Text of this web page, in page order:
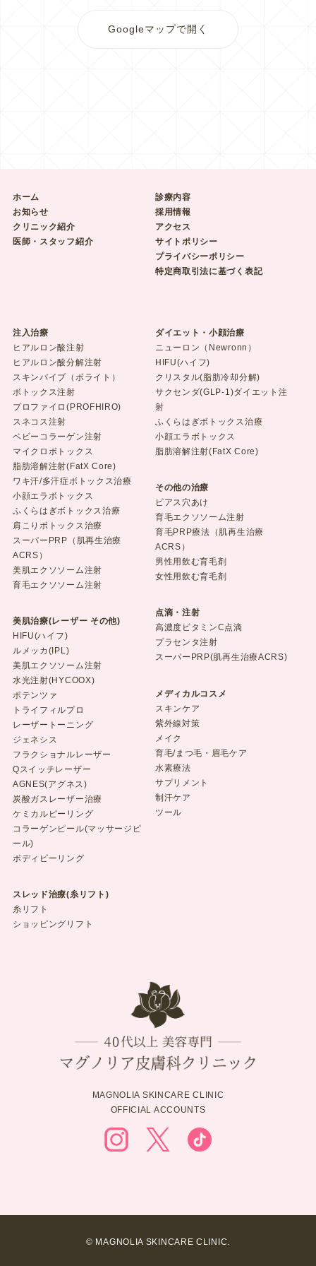
Googleマップで開く
ホーム
お知らせ
クリニック紹介
医師・スタッフ紹介
診療内容
採用情報
アクセス
サイトポリシー
プライバシーポリシー
特定商取引法に基づく表記
注入治療
ヒアルロン酸注射
ヒアルロン酸分解注射
スキンバイブ（ボライト）
ボトックス注射
プロファイロ(PROFHIRO)
スネコス注射
ベビーコラーゲン注射
マイクロボトックス
脂肪溶解注射(FatX Core)
ワキ汗/多汗症ボトックス治療
小顔エラボトックス
ふくらはぎボトックス治療
肩こりボトックス治療
スーパーPRP（肌再生治療
ACRS）
美肌エクソソーム注射
育毛エクソソーム注射
美肌治療(レーザー その他)
HIFU(ハイフ)
ルメッカ(IPL)
美肌エクソソーム注射
水光注射(HYCOOX)
ポテンツァ
トライフィルプロ
レーザートーニング
ジェネシス
フラクショナルレーザー
Qスイッチレーザー
AGNES(アグネス)
炭酸ガスレーザー治療
ケミカルピーリング
コラーゲンピール(マッサージピ
ール)
ボディピーリング
スレッド治療(糸リフト)
糸リフト
ショッピングリフト
ダイエット・小顔治療
ニューロン（Newronn）
HIFU(ハイフ)
クリスタル(脂肪冷却分解)
サクセンダ(GLP-1)ダイエット注
射
ふくらはぎボトックス治療
小顔エラボトックス
脂肪溶解注射(FatX Core)
その他の治療
ピアス穴あけ
育毛エクソソーム注射
育毛PRP療法（肌再生治療
ACRS）
男性用飲む育毛剤
女性用飲む育毛剤
点滴・注射
高濃度ビタミンC点滴
プラセンタ注射
スーパーPRP(肌再生治療ACRS)
メディカルコスメ
スキンケア
紫外線対策
メイク
育毛/まつ毛・眉毛ケア
水素療法
サプリメント
制汗ケア
ツール
MAGNOLIA SKINCARE CLINIC
OFFICIAL ACCOUNTS
© MAGNOLIA SKINCARE CLINIC.